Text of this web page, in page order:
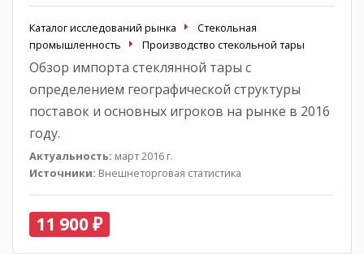
Каталог исследований рынка
Стекольная
промышленность
Производство стекольной тары
Обзор импорта стеклянной тары с
определением географической структуры
поставок и основных игроков на рынке в 2016
году.
Актуальность: март 2016 г.
Источники: Внешнеторговая статистика
11 900 ₽